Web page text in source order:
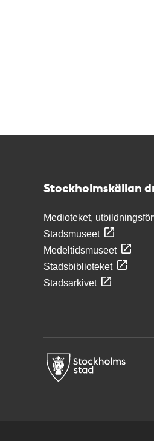
Stockholmskällan
Medioteket,
Stadsmuseet
Medeltidsmuseet
Stadsbiblioteket
Stadsarkivet